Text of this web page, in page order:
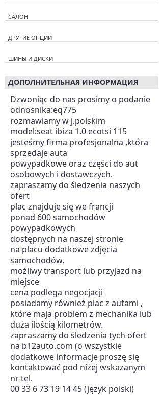
САЛОН
ДРУГИЕ ОПЦИИ
ШИНЫ И ДИСКИ
ДОПОЛНИТЕЛЬНАЯ ИНФОРМАЦИЯ
Dzwoniąc do nas prosimy o podanie
odnosnika:eq775
rozmawiamy w j.polskim
model:seat ibiza 1.0 ecotsi 115
jesteśmy firma profesjonalna ,która
sprzedaje auta
powypadkowe oraz części do aut
osobowych i dostawczych.
zapraszamy do śledzenia naszych
ofert
plac znajduje się we francji
ponad 600 samochodów
powypadkowych
dostępnych na naszej stronie
na placu dodatkowe zdjęcia
samochodów,
możliwy transport lub przyjazd na
miejsce
cena podlega negocjacji
posiadamy również plac z autami ,
które maja problem z mechanika lub
duża ilością kilometrów.
zapraszamy do śledzenia tych ofert
na b12auto.com (o wszystkie
dodatkowe informacje proszę się
kontaktować pod niżej wskazanym
nr tel.
00 33 6 73 19 14 45 (język polski)